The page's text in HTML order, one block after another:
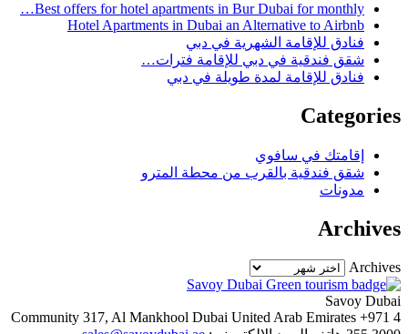
Best offers for hotel apartments in Bur Dubai for monthly…
Hotel Apartments in Dubai an Alternative to Airbnb
فنادق للإقامة الشهرية في دبي
شقق فندقية في دبي للإقامة فترات…
فنادق للإقامة لمدة طويلة في دبي
Categories
إقامتك في سافوي
شقق فندقية بالقرب من محطة المترو
مدونات
Archives
Archives
Savoy Dubai
Community 317, Al Mankhool Dubai United Arab Emirates +971 4